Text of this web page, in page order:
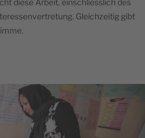
diese Arbeit, einschliesslich des
Gleichzeitig gibt